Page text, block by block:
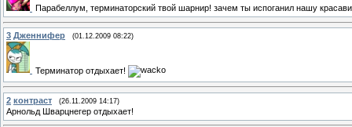
Парабеллум, терминаторский твой шарнир! зачем ты испоганил нашу
3 Дженнифер (01.12.2009 08:22)
Терминатор отдыхает!
2 контраст (26.11.2009 14:17)
Арнольд Шварцнегер отдыхает!